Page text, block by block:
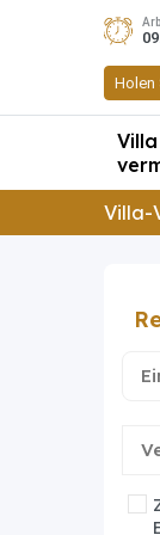
Holen
Villa-